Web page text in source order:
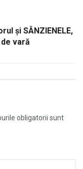
și SÂNZIENELE,
vară
obligatorii sunt